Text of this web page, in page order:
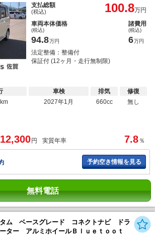
支払総額
(税込) 100.8万円
車両本体価格
(税込)
94.8万円
諸費用
(税込)
6万円
法定整備：整備付
保証付 (12ヶ月・走行無制限)
車検
2027年1月
排気
660cc
修復
無し
12,300円 実質年率 7.8 ％
予約空き情報を見る
無料電話
タム ベースグレード コネクトナビ ドラ
ター アルミホイールＢｌｕｅｔｏｏｔ